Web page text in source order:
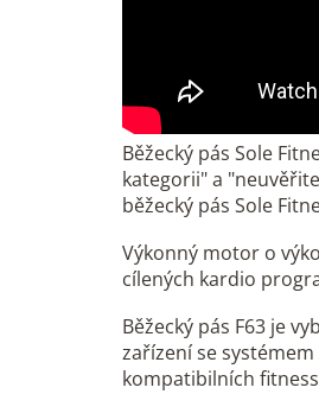
Běžecký pás Sole
kategorii" a
běžecký pás Sole
Výkonný motor o
cílených kardio
Běžecký pás F63 je
zařízení se
kompatibilních